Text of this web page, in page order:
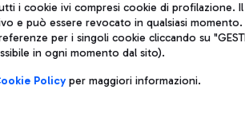
i cookie ivi compresi cookie di profilazione. Il
e può essere revocato in qualsiasi
per i singoli cookie cliccando su
in ogni momento dal sito).
Policyper maggiori informazioni.